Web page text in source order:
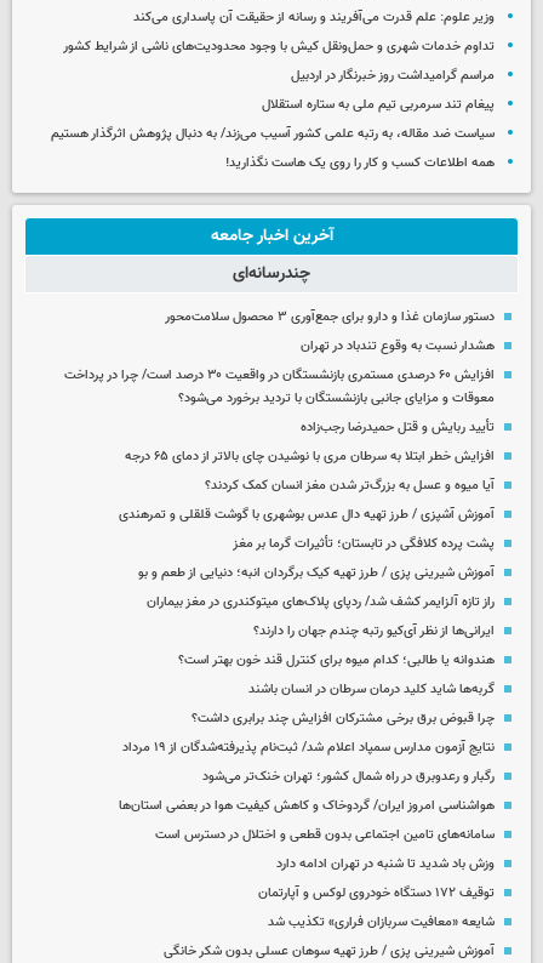
وزیر علوم: علم قدرت می‌آفریند و رسانه از حقیقت آن پاسداری می‌کند
تداوم خدمات شهری و حمل‌ونقل کیش با وجود محدودیت‌های ناشی از شرایط کشور
مراسم گرامیداشت روز خبرنگار در اردبیل
پیغام تند سرمربی تیم ملی به ستاره استقلال
سیاست ضد مقاله، به رتبه علمی کشور آسیب می‌زند/ به دنبال پژوهش اثرگذار هستیم
همه اطلاعات کسب‌ و کار را روی یک هاست نگذارید!
آخرین اخبار جامعه
چندرسانه‌ای
دستور سازمان غذا و دارو برای جمع‌آوری ۳ محصول سلامت‌محور
هشدار نسبت به وقوع تندباد در تهران
افزایش ۶۰ درصدی مستمری‌ بازنشستگان در واقعیت ۳۰ درصد است/ چرا در پرداخت
معوقات و مزایای جانبی بازنشستگان با تردید برخورد می‌شود؟
تأیید ربایش و قتل حمیدرضا رجب‌زاده
افزایش خطر ابتلا به سرطان مری با نوشیدن چای بالاتر از دمای ۶۵ درجه
آیا میوه و عسل به بزرگ‌تر شدن مغز انسان کمک کردند؟
آموزش آشپزی / طرز تهیه دال عدس بوشهری با گوشت قلقلی و تمرهندی
پشت پرده کلافگی در تابستان؛ تأثیرات گرما بر مغز
آموزش شیرینی پزی / طرز تهیه کیک برگردان انبه؛ دنیایی از طعم و بو
راز تازه آلزایمر کشف شد/ ردپای پلاک‌های میتوکندری در مغز بیماران
ایرانی‌ها از نظر آی‌کیو رتبه چندم جهان را دارند؟
هندوانه یا طالبی؛ کدام‌ میوه برای کنترل قند خون بهتر است؟
گربه‌ها شاید کلید درمان سرطان در انسان باشند
چرا قبوض برق برخی مشترکان افزایش چند برابری داشت؟
نتایج آزمون مدارس سمپاد اعلام شد/ ثبت‌نام پذیرفته‌شدگان از ۱۹ مرداد
رگبار و رعدوبرق در راه شمال کشور؛ تهران خنک‌تر می‌شود
هواشناسی امروز ایران/ گردوخاک و کاهش کیفیت هوا در بعضی استان‌ها
سامانه‌های تامین اجتماعی بدون قطعی و اختلال در دسترس است
وزش باد شدید تا شنبه در تهران ادامه دارد
توقیف ۱۷۲ دستگاه خودروی لوکس و آپارتمان
شایعه «معافیت سربازان فراری» تکذیب شد
آموزش شیرینی پزی / طرز تهیه سوهان عسلی بدون شکر خانگی